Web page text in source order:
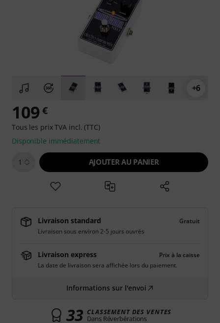
+6
109 €
Tous les prix TVA incl. (TTC)
Disponible immédiatement
1 AJOUTER AU PANIER
Livraison standard
Gratuit
Livraison sous environ 2-5 jours ouvrés
Livraison express
Prix à la caisse
La date de livraison sera affichée lors du paiement.
Informations sur l'envoi
33 CLASSEMENT DES VENTES
Dans Réverbérations